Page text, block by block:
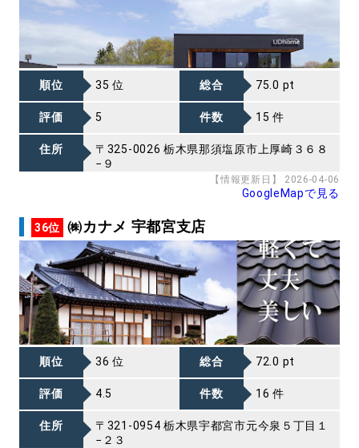
順位 35 位 総合 75.0 pt
評価 5 件数 15 件
住所
〒325-0026 栃木県那須塩原市上厚崎３６８
−９
【情報更新日】 2026-04-06
GoogleMapで見る
36位 ㈱カナメ 宇都宮支店
順位 36 位 総合 72.0 pt
評価 4.5 件数 16 件
住所
〒321-0954 栃木県宇都宮市元今泉５丁目１
−２３